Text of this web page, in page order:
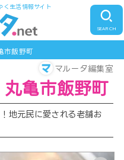
く生活情報サイト
SEARCH
市飯野町
マルータ編集室
亀市飯野町
地元民に愛される老舗お